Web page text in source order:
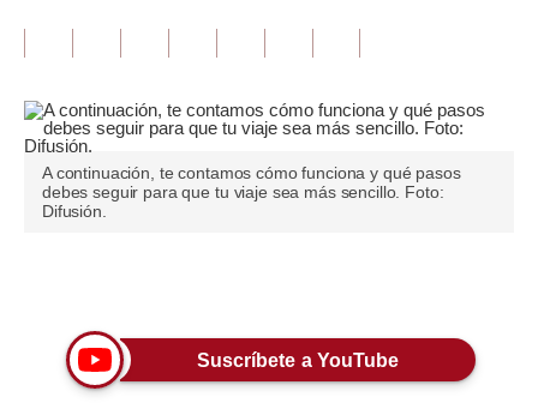
Inmobiliarias
Opinión
Editorial
Pregunta de hoy
Lujo
A continuación, te contamos cómo funciona y qué pasos
debes seguir para que tu viaje sea más sencillo. Foto:
Difusión.
Suscríbete a YouTube